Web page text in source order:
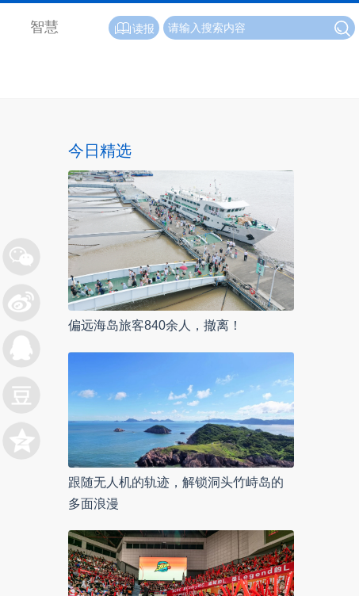
智慧 读报
今日精选
偏远海岛旅客840余人，撤离！
跟随无人机的轨迹，解锁洞头竹峙岛的
多面浪漫